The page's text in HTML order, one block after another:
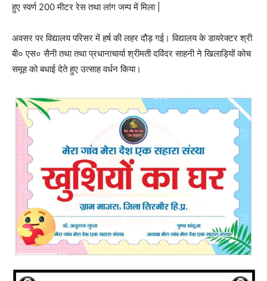
हुए स्वर्ण 200 मीटर रेस तथा लांग जम्प में मिला |
अवसर पर विद्यालय परिसर में हर्ष की लहर दौड़ गई। विद्यालय के डायरेक्टर श्री
बी० एस० सैनी तथा तथा प्रधानाचार्या श्रीमती दविंदर साहनी ने खिलाड़ियों कोच
समूह को बधाई देते हुए उत्साह वर्धन किया।